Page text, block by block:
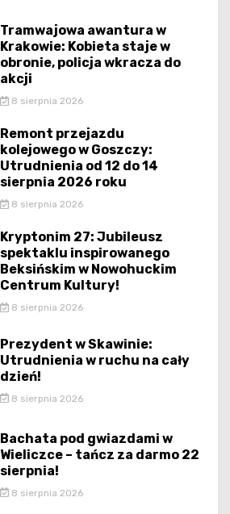
Tramwajowa awantura w
Krakowie: Kobieta staje w
obronie, policja wkracza do
akcji
8 sierpnia 2026
Remont przejazdu
kolejowego w Goszczy:
Utrudnienia od 12 do 14
sierpnia 2026 roku
8 sierpnia 2026
Kryptonim 27: Jubileusz
spektaklu inspirowanego
Beksińskim w Nowohuckim
Centrum Kultury!
8 sierpnia 2026
Prezydent w Skawinie:
Utrudnienia w ruchu na cały
dzień!
8 sierpnia 2026
Bachata pod gwiazdami w
Wieliczce – tańcz za darmo 22
sierpnia!
8 sierpnia 2026